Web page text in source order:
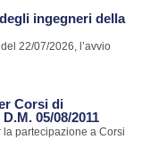
ingegneri della
22/07/2026, l’avvio
Corsi di
05/08/2011
la partecipazione a Corsi